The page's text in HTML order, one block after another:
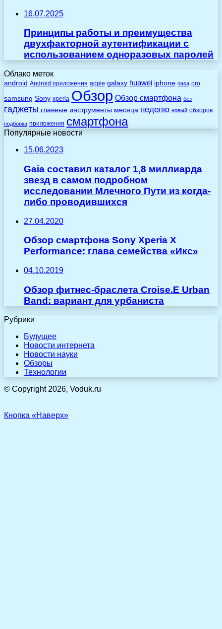
16.07.2025
Принципы работы и преимущества
двухфакторной аутентификации с
использованием одноразовых паролей
Облако меток
android Android приложения apple galaxy huawei iphone nasa pro
samsung Sony xperia Обзор Обзор смартфона без
гаджеты главные инструменты месяца неделю новый обзоров
подборка приложения смартфона
Популярные новости
15.06.2023
Gaia составил каталог 1,8 миллиарда
звезд в самом подробном
исследовании Млечного Пути из когда-
либо проводившихся
27.04.2020
Обзор смартфона Sony Xperia X
Performance: глава семейства «Икс»
04.10.2019
Обзор фитнес-браслета Croise.E Urban
Band: вариант для урбаниста
Рубрики
Будущее
Новости интернета
Новости науки
Обзоры
Технологии
© Copyright 2026, Voduk.ru
Кнопка «Наверх»